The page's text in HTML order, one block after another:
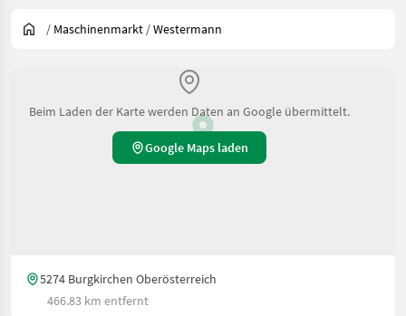
/ Maschinenmarkt /Westermann
Beim Laden der Karte werden Daten an Google übermittelt.
Google Maps laden
5274 Burgkirchen Oberösterreich
466.83 km entfernt